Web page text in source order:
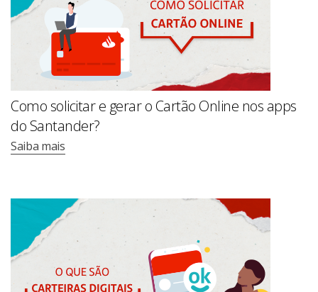
Como solicitar e gerar o Cartão Online nos apps
do Santander?
Saiba mais